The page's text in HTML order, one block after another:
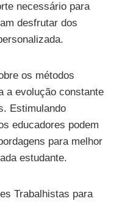
necessário para
desfrutar dos
os métodos
a evolução constante
Estimulando
educadores podem
para melhor
estudante.
Trabalhistas para